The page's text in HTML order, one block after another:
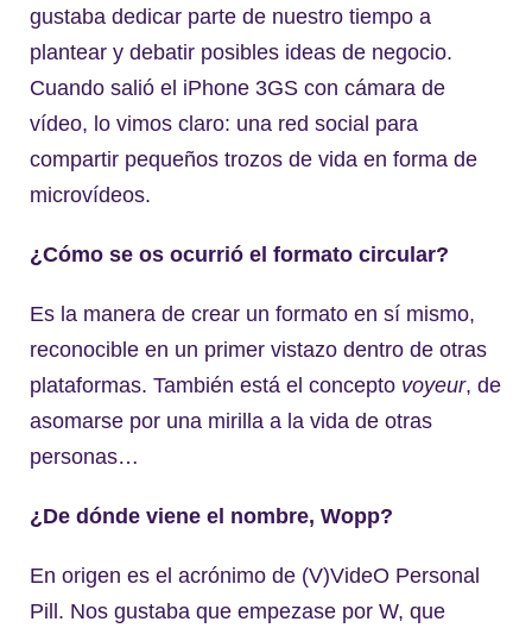
gustaba dedicar parte de nuestro tiempo a
plantear y debatir posibles ideas de negocio.
Cuando salió el iPhone 3GS con cámara de
vídeo, lo vimos claro: una red social para
compartir pequeños trozos de vida en forma de
microvídeos.
¿Cómo se os ocurrió el formato circular?
Es la manera de crear un formato en sí mismo,
reconocible en un primer vistazo dentro de otras
plataformas. También está el concepto voyeur, de
asomarse por una mirilla a la vida de otras
personas…
¿De dónde viene el nombre, Wopp?
En origen es el acrónimo de (V)VideO Personal
Pill. Nos gustaba que empezase por W, que